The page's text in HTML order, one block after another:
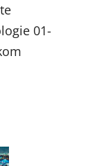
01-